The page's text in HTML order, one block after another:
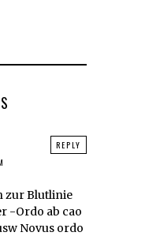
zur Blutlinie
-Ordo ab cao
Novus ordo
REPLY